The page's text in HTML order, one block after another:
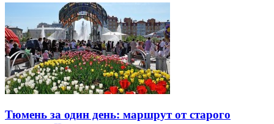
Тюмень за один день: маршрут от старого